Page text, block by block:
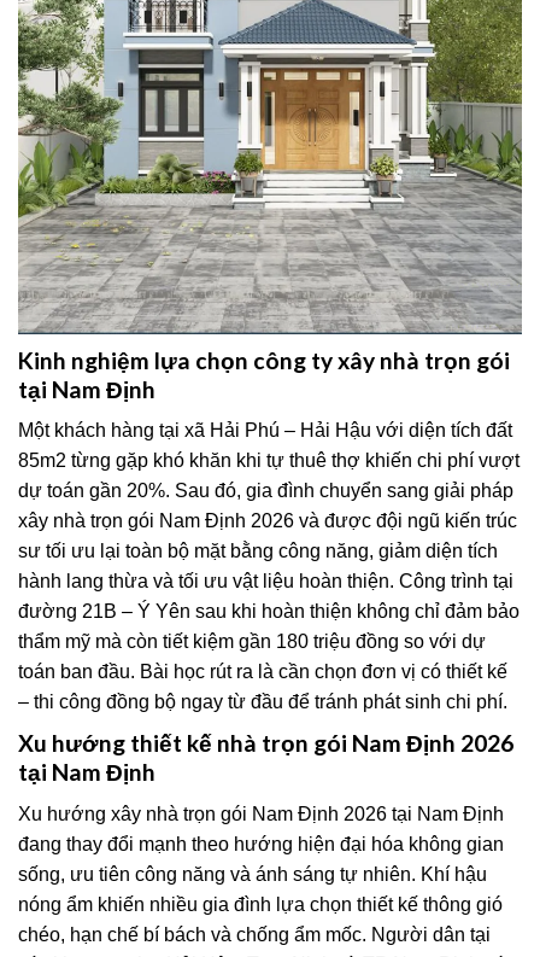
Kinh nghiệm lựa chọn công ty xây nhà trọn gói
tại Nam Định
Một khách hàng tại xã Hải Phú – Hải Hậu với diện tích đất
85m2 từng gặp khó khăn khi tự thuê thợ khiến chi phí vượt
dự toán gần 20%. Sau đó, gia đình chuyển sang giải pháp
xây nhà trọn gói Nam Định 2026 và được đội ngũ kiến trúc
sư tối ưu lại toàn bộ mặt bằng công năng, giảm diện tích
hành lang thừa và tối ưu vật liệu hoàn thiện. Công trình tại
đường 21B – Ý Yên sau khi hoàn thiện không chỉ đảm bảo
thẩm mỹ mà còn tiết kiệm gần 180 triệu đồng so với dự
toán ban đầu. Bài học rút ra là cần chọn đơn vị có thiết kế
– thi công đồng bộ ngay từ đầu để tránh phát sinh chi phí.
Xu hướng thiết kế nhà trọn gói Nam Định 2026
tại Nam Định
Xu hướng xây nhà trọn gói Nam Định 2026 tại Nam Định
đang thay đổi mạnh theo hướng hiện đại hóa không gian
sống, ưu tiên công năng và ánh sáng tự nhiên. Khí hậu
nóng ẩm khiến nhiều gia đình lựa chọn thiết kế thông gió
chéo, hạn chế bí bách và chống ẩm mốc. Người dân tại